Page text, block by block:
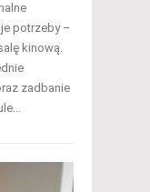
potrzeby –
kinową.
zadbanie